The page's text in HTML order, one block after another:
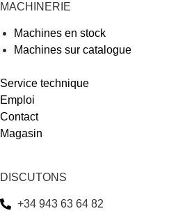
MACHINERIE
Machines en stock
Machines sur catalogue
Service technique
Emploi
Contact
Magasin
DISCUTONS
+34 943 63 64 82